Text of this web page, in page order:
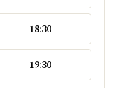
18:30
19:30